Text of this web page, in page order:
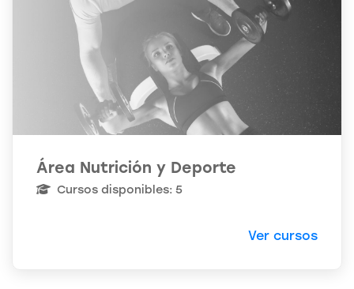
Área Nutrición y Deporte
Cursos disponibles: 5
Ver cursos